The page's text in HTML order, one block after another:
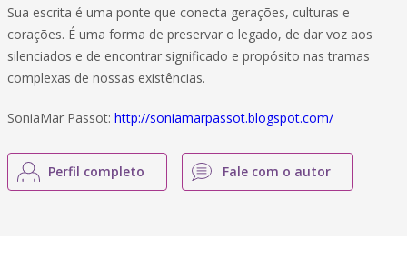
Sua escrita é uma ponte que conecta gerações, culturas e
corações. É uma forma de preservar o legado, de dar voz aos
silenciados e de encontrar significado e propósito nas tramas
complexas de nossas existências.
SoniaMar Passot: http://soniamarpassot.blogspot.com/
Perfil completo Fale com o autor